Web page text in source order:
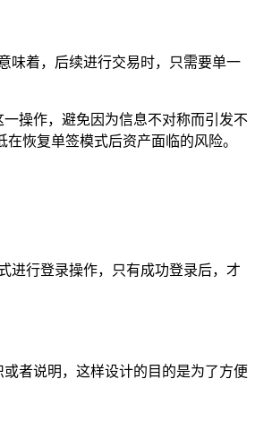
味着，后续进行交易时，只需要单一
操作，避免因为信息不对称而引发不
恢复单签模式后资产面临的风险。
进行登录操作，只有成功登录后，才
者说明，这样设计的目的是为了方便